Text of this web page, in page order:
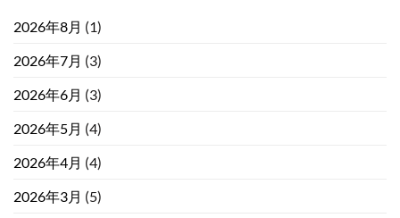
2026年8月 (1)
2026年7月 (3)
2026年6月 (3)
2026年5月 (4)
2026年4月 (4)
2026年3月 (5)